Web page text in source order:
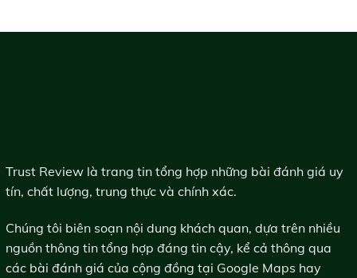
Trust Review là trang tin tổng hợp những bài đánh giá uy
tín, chất lượng, trung thực và chính xác.
Chúng tôi biên soạn nội dung khách quan, dựa trên nhiều
nguồn thông tin tổng hợp đáng tin cậy, kể cả thông qua
các bài đánh giá của cộng đồng tại Google Maps hay